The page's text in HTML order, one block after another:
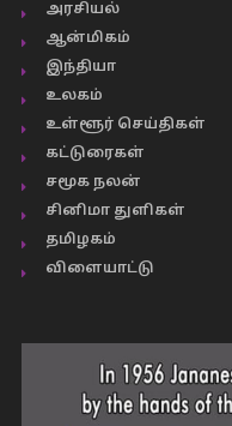
அரசியல்
ஆன்மிகம்
இந்தியா
உலகம்
உள்ளூர் செய்திகள்
கட்டுரைகள்
சமூக நலன்
சினிமா துளிகள்
தமிழகம்
விளையாட்டு